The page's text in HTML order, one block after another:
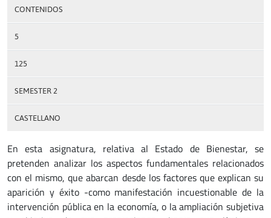
CONTENIDOS
5
125
SEMESTER 2
CASTELLANO
En esta asignatura, relativa al Estado de Bienestar, se
pretenden analizar los aspectos fundamentales relacionados
con el mismo, que abarcan desde los factores que explican su
aparición y éxito -como manifestación incuestionable de la
intervención pública en la economía, o la ampliación subjetiva